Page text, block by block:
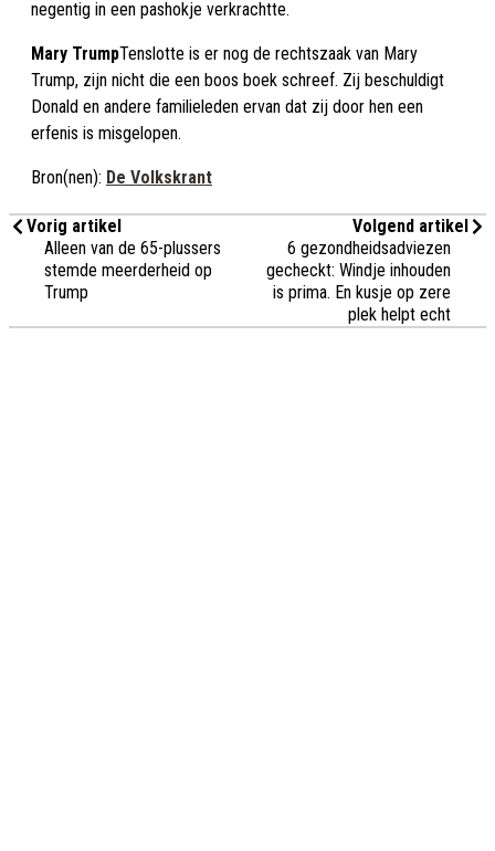
negentig in een pashokje verkrachtte.
Mary TrumpTenslotte is er nog de rechtszaak van Mary
Trump, zijn nicht die een boos boek schreef. Zij beschuldigt
Donald en andere familieleden ervan dat zij door hen een
erfenis is misgelopen.
Bron(nen): De Volkskrant
Vorig artikel
Alleen van de 65-plussers
stemde meerderheid op
Trump
Volgend artikel
6 gezondheidsadviezen
gecheckt: Windje inhouden
is prima. En kusje op zere
plek helpt echt